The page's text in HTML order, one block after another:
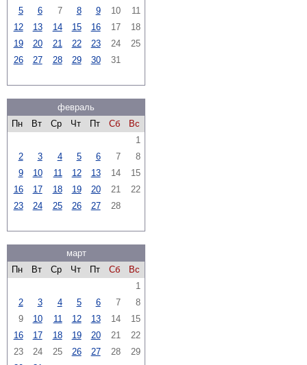
5
6 7 8 9 10
11
12
13 14 15 16 17
18
19
20 21 22 23 24
25
26
27 28 29 30 31
февраль
Пн
Вт Ср Чт Пт Сб
Вс
1
2
3 4 5 6 7
8
9
10 11 12 13 14
15
16
17 18 19 20 21
22
23
24 25 26 27 28
март
Пн
Вт Ср Чт Пт Сб
Вс
1
2
3 4 5 6 7
8
9
10 11 12 13 14
15
16
17 18 19 20 21
22
23
24 25 26 27 28
29